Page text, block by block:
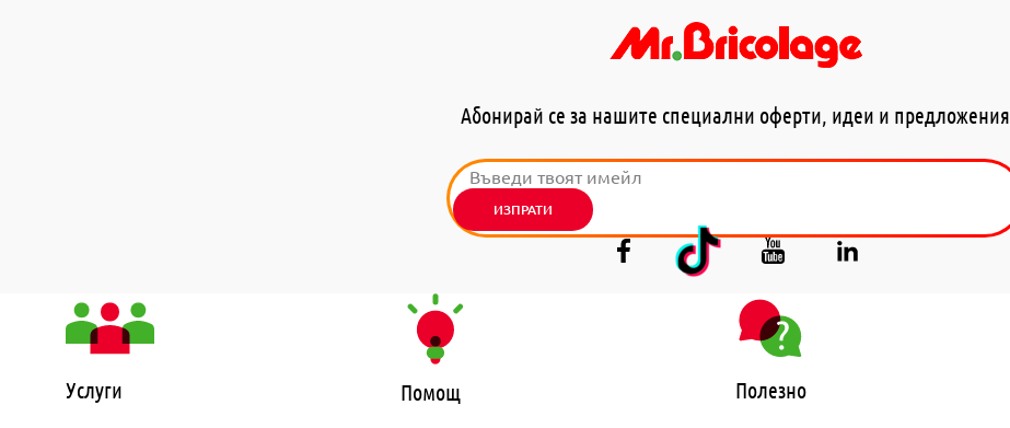
Абонирай се за нашите специални оферти, идеи и предложения
ИЗПРАТИ
Услуги Помощ Полезно